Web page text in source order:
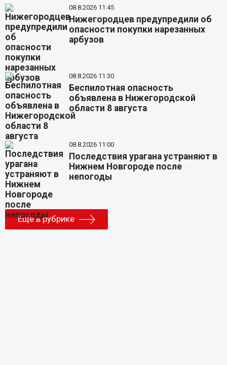
08.8.2026 11:45
Нижегородцев предупредили об
опасности покупки нарезанных
арбузов
08.8.2026 11:30
Беспилотная опасность
объявлена в Нижегородской
области 8 августа
08.8.2026 11:00
Последствия урагана устраняют в
Нижнем Новгороде после
непогоды
Еще в рубрике